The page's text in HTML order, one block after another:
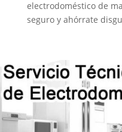
electrodoméstico de
seguro y ahórrate